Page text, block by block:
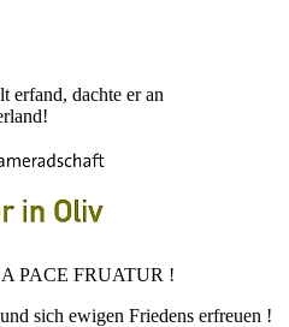
erfand, dachte er an
PACE FRUATUR !
sich ewigen Friedens erfreuen !